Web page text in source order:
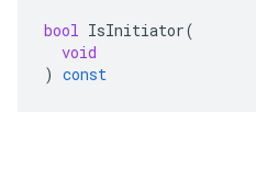
bool IsInitiator(
void
) const